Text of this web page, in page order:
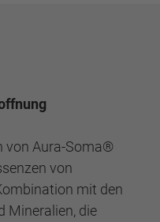
von Aura-Soma®
von
mit den
Mineralien, die